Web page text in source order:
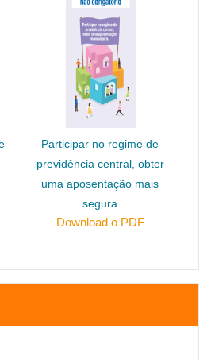
Participar no regime de
previdência central, obter
uma aposentação mais
segura
Download o PDF